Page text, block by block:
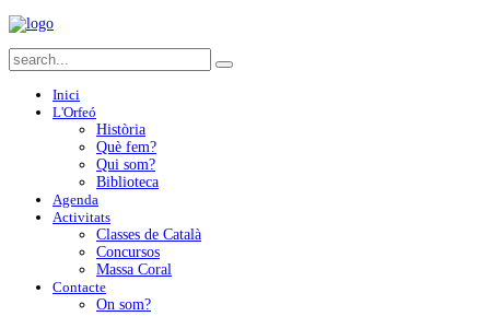
Inici
L'Orfeó
Història
Què fem?
Qui som?
Biblioteca
Agenda
Activitats
Classes de Català
Concursos
Massa Coral
Contacte
On som?